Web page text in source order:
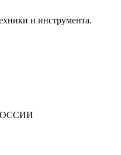
и инструмента.